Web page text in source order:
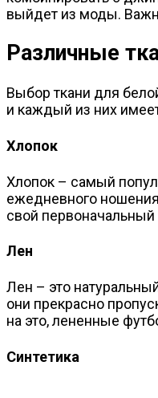
выйдет из моды.
Различные
Выбор ткани для
и каждый из них
Хлопок
Хлопок – самый
ежедневного
свой первоначальный
Лен
Лен – это
они прекрасно
на это, лененные
Синтетика